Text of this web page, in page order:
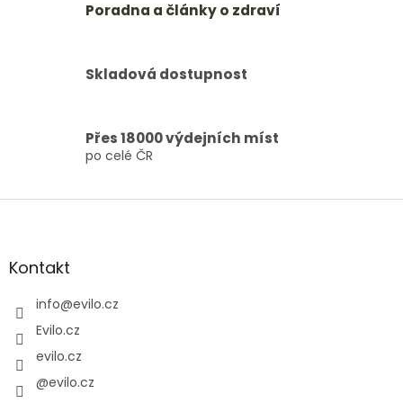
Poradna a články o zdraví
Skladová dostupnost
Přes 18000 výdejních míst
po celé ČR
Z
aKontakt
info@evilo.cz
Evilo.cz
evilo.cz
@evilo.cz